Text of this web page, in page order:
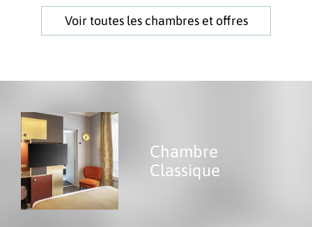
Voir toutes les chambres et offres
Chambre
Classique